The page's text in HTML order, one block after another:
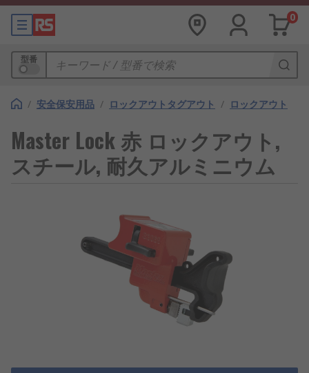
0
型番
/ 安全保安用品 / ロックアウトタグアウト / ロックアウト
Master Lock 赤 ロックアウト,
スチール, 耐久アルミニウム